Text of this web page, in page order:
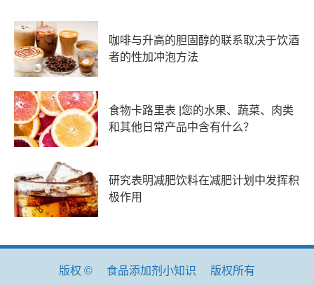
咖啡与升高的胆固醇的联系取决于饮酒
者的性加冲泡方法
食物卡路里表 |您的水果、蔬菜、肉类
和其他日常产品中含有什么？
研究表明减肥饮料在减肥计划中发挥积
极作用
版权 © 食品添加剂小知识 版权所有